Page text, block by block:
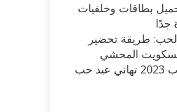
رمضان 2023 تحميل بطاقات وخلفيات
جدًا
طريقة تحضير
المحشي
رسائل الفلانتين للحبيب 2023 تهاني عيد حب